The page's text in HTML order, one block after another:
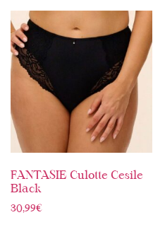
FANTASIE Culotte Cesile
Black
30,99€